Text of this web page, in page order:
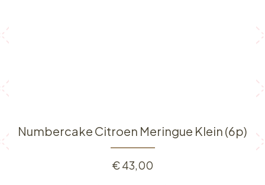
Numbercake Citroen Meringue Klein (6p)
€43,00